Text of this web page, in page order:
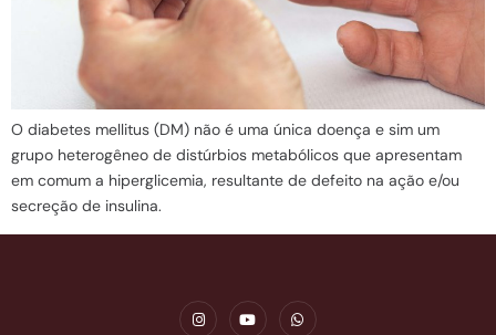
O diabetes mellitus (DM) não é uma única doença e sim um
grupo heterogêneo de distúrbios metabólicos que apresentam
em comum a hiperglicemia, resultante de defeito na ação e/ou
secreção de insulina.